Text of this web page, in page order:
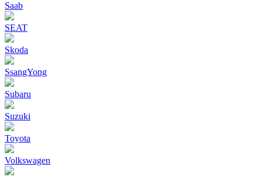
Saab
SEAT
Skoda
SsangYong
Subaru
Suzuki
Toyota
Volkswagen